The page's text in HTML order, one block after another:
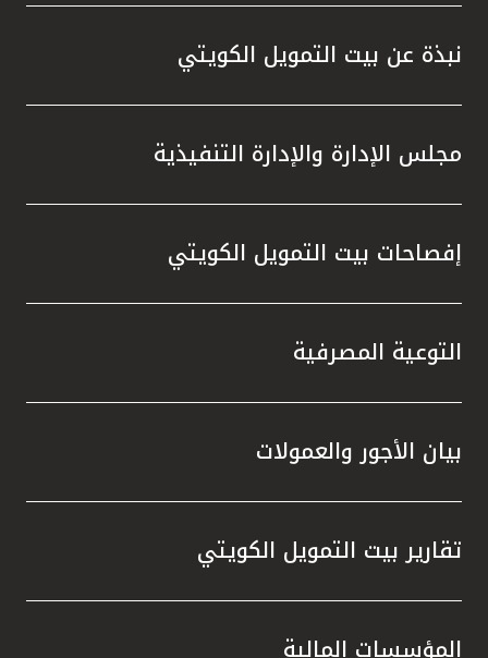
نبذة عن بيت التمويل الكويتي
مجلس الإدارة والإدارة التنفيذية
إفصاحات بيت التمويل الكويتي
التوعية المصرفية
بيان الأجور والعمولات
تقارير بيت التمويل الكويتي
المؤسسات المالية